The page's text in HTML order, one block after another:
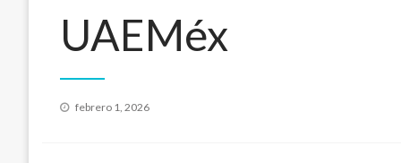
UAEMéx
Publicado
febrero 1, 2026